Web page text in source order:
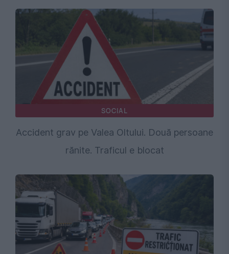
SOCIAL
Accident grav pe Valea Oltului. Două persoane
rănite. Traficul e blocat